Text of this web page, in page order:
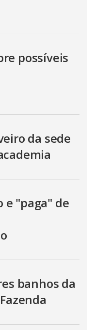
possíveis
da sede
e "paga" de
banhos da